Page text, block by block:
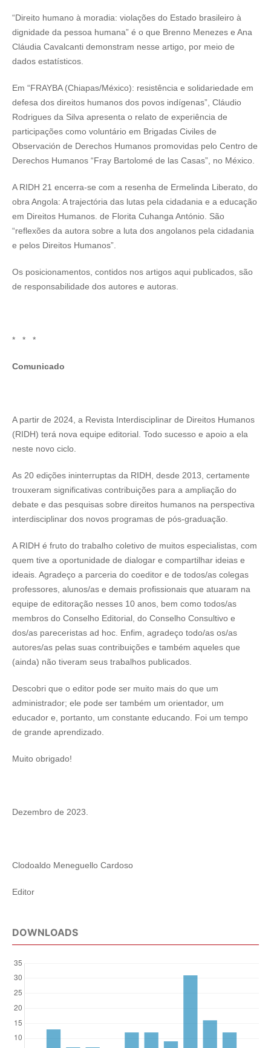
“Direito humano à moradia: violações do Estado brasileiro à
dignidade da pessoa humana” é o que Brenno Menezes e Ana
Cláudia Cavalcanti demonstram nesse artigo, por meio de
dados estatísticos.
Em “FRAYBA (Chiapas/México): resistência e solidariedade em
defesa dos direitos humanos dos povos indígenas”, Cláudio
Rodrigues da Silva apresenta o relato de experiência de
participações como voluntário em Brigadas Civiles de
Observación de Derechos Humanos promovidas pelo Centro de
Derechos Humanos “Fray Bartolomé de las Casas”, no México.
A RIDH 21 encerra-se com a resenha de Ermelinda Liberato, do
obra Angola: A trajectória das lutas pela cidadania e a educação
em Direitos Humanos. de Florita Cuhanga António. São
“reflexões da autora sobre a luta dos angolanos pela cidadania
e pelos Direitos Humanos”.
Os posicionamentos, contidos nos artigos aqui publicados, são
de responsabilidade dos autores e autoras.
* * *
Comunicado
A partir de 2024, a Revista Interdisciplinar de Direitos Humanos
(RIDH) terá nova equipe editorial. Todo sucesso e apoio a ela
neste novo ciclo.
As 20 edições ininterruptas da RIDH, desde 2013, certamente
trouxeram significativas contribuições para a ampliação do
debate e das pesquisas sobre direitos humanos na perspectiva
interdisciplinar dos novos programas de pós-graduação.
A RIDH é fruto do trabalho coletivo de muitos especialistas, com
quem tive a oportunidade de dialogar e compartilhar ideias e
ideais. Agradeço a parceria do coeditor e de todos/as colegas
professores, alunos/as e demais profissionais que atuaram na
equipe de editoração nesses 10 anos, bem como todos/as
membros do Conselho Editorial, do Conselho Consultivo e
dos/as pareceristas ad hoc. Enfim, agradeço todo/as os/as
autores/as pelas suas contribuições e também aqueles que
(ainda) não tiveram seus trabalhos publicados.
Descobri que o editor pode ser muito mais do que um
administrador; ele pode ser também um orientador, um
educador e, portanto, um constante educando. Foi um tempo
de grande aprendizado.
Muito obrigado!
Dezembro de 2023.
Clodoaldo Meneguello Cardoso
Editor
DOWNLOADS